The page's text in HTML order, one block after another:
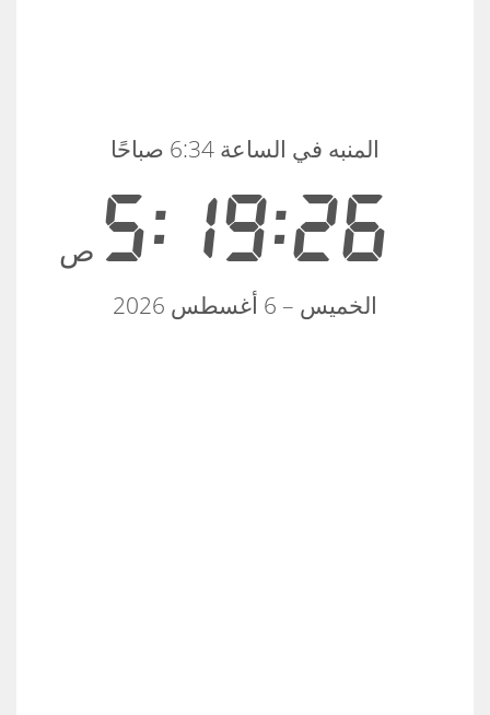
5:19:26 ص
المنبه في الساعة 6:34 صباحًا
الخميس – 6 أغسطس 2026